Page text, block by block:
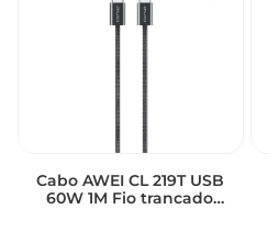
Cabo AWEI CL 219T USB
60W 1M Fio trancado